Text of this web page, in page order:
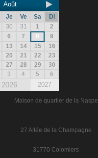
Août
Je Ve Sa
Di
30 31 1 2
6 7 8 9
13 14 15 16
20 21 22 23
27 28 29 30
3 4 5 6
2026 2027
Maison de quartier de la Naspe
27 Allée de la Champagne
31770 Colomiers